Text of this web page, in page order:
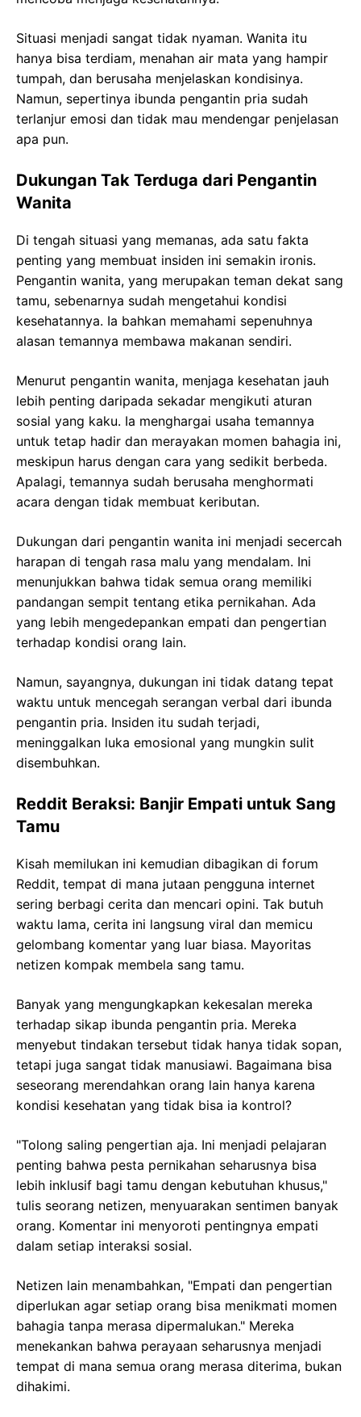
Situasi menjadi sangat tidak nyaman. Wanita itu
hanya bisa terdiam, menahan air mata yang hampir
tumpah, dan berusaha menjelaskan kondisinya.
Namun, sepertinya ibunda pengantin pria sudah
terlanjur emosi dan tidak mau mendengar penjelasan
apa pun.
Dukungan Tak Terduga dari Pengantin
Wanita
Di tengah situasi yang memanas, ada satu fakta
penting yang membuat insiden ini semakin ironis.
Pengantin wanita, yang merupakan teman dekat sang
tamu, sebenarnya sudah mengetahui kondisi
kesehatannya. Ia bahkan memahami sepenuhnya
alasan temannya membawa makanan sendiri.
Menurut pengantin wanita, menjaga kesehatan jauh
lebih penting daripada sekadar mengikuti aturan
sosial yang kaku. Ia menghargai usaha temannya
untuk tetap hadir dan merayakan momen bahagia ini,
meskipun harus dengan cara yang sedikit berbeda.
Apalagi, temannya sudah berusaha menghormati
acara dengan tidak membuat keributan.
Dukungan dari pengantin wanita ini menjadi secercah
harapan di tengah rasa malu yang mendalam. Ini
menunjukkan bahwa tidak semua orang memiliki
pandangan sempit tentang etika pernikahan. Ada
yang lebih mengedepankan empati dan pengertian
terhadap kondisi orang lain.
Namun, sayangnya, dukungan ini tidak datang tepat
waktu untuk mencegah serangan verbal dari ibunda
pengantin pria. Insiden itu sudah terjadi,
meninggalkan luka emosional yang mungkin sulit
disembuhkan.
Reddit Beraksi: Banjir Empati untuk Sang
Tamu
Kisah memilukan ini kemudian dibagikan di forum
Reddit, tempat di mana jutaan pengguna internet
sering berbagi cerita dan mencari opini. Tak butuh
waktu lama, cerita ini langsung viral dan memicu
gelombang komentar yang luar biasa. Mayoritas
netizen kompak membela sang tamu.
Banyak yang mengungkapkan kekesalan mereka
terhadap sikap ibunda pengantin pria. Mereka
menyebut tindakan tersebut tidak hanya tidak sopan,
tetapi juga sangat tidak manusiawi. Bagaimana bisa
seseorang merendahkan orang lain hanya karena
kondisi kesehatan yang tidak bisa ia kontrol?
"Tolong saling pengertian aja. Ini menjadi pelajaran
penting bahwa pesta pernikahan seharusnya bisa
lebih inklusif bagi tamu dengan kebutuhan khusus,"
tulis seorang netizen, menyuarakan sentimen banyak
orang. Komentar ini menyoroti pentingnya empati
dalam setiap interaksi sosial.
Netizen lain menambahkan, "Empati dan pengertian
diperlukan agar setiap orang bisa menikmati momen
bahagia tanpa merasa dipermalukan." Mereka
menekankan bahwa perayaan seharusnya menjadi
tempat di mana semua orang merasa diterima, bukan
dihakimi.